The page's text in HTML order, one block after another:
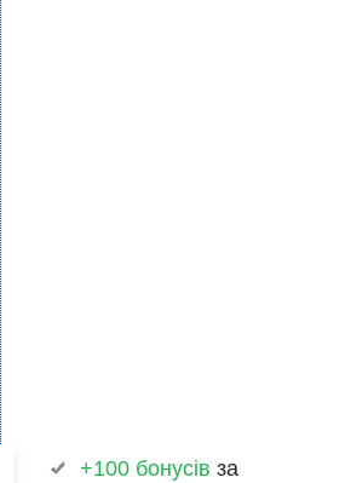
+100 бонусів за